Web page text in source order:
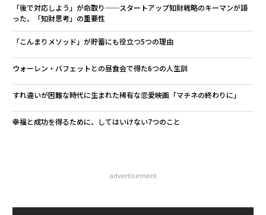
「後で対応しよう」が命取り──スタートアップ知財戦略のキーマンが語
った、「知財思考」の重要性
「こんまりメソッド」が貯蓄にも役立つ5つの理由
ウォーレン・バフェットとの昼食会で得た6つの人生訓
すれ違いが困難な時代に生まれた稀有な恋愛映画「マチネの終わりに」
幸福と成功を得るために、してはいけない7つのこと
advertisement